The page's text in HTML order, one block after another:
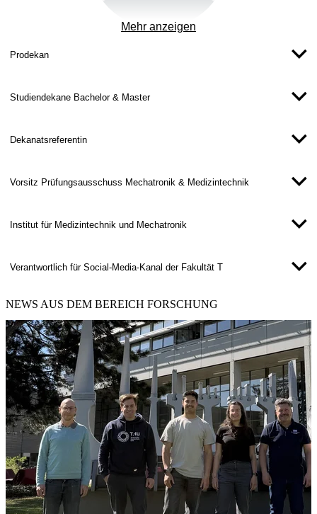
Mehr anzeigen
Prodekan
Studiendekane Bachelor & Master
Dekanatsreferentin
Vorsitz Prüfungsausschuss Mechatronik & Medizintechnik
Institut für Medizintechnik und Mechatronik
Verantwortlich für Social-Media-Kanal der Fakultät T
NEWS AUS DEM BEREICH FORSCHUNG